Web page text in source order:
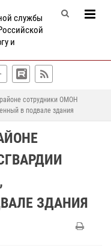
службы
и
сотрудники ОМОН
в подвале здания
ЗДАНИЯ